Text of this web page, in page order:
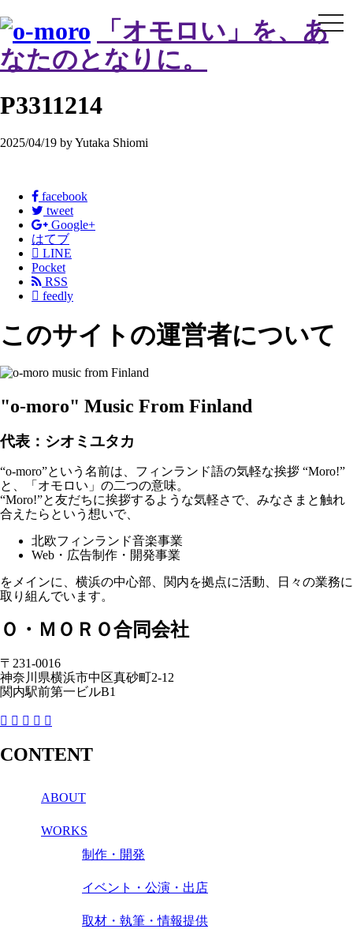
「オモロい」を、あ
なたのとなりに。
P3311214
2025/04/19 by Yutaka Shiomi
facebook
tweet
Google+
はてブ
 LINE
Pocket
RSS
 feedly
このサイトの運営者について
"o-moro" Music From Finland
代表：シオミユタカ
“o-moro”という名前は、フィンランド語の気軽な挨拶 “Moro!”
と、「オモロい」の二つの意味。
“Moro!”と友だちに挨拶するような気軽さで、みなさまと触れ
合えたらという想いで、
北欧フィンランド音楽事業
Web・広告制作・開発事業
をメインに、横浜の中心部、関内を拠点に活動、日々の業務に
取り組んでいます。
Ｏ・ＭＯＲＯ合同会社
〒231-0016
神奈川県横浜市中区真砂町2-12
関内駅前第一ビルB1
CONTENT
ABOUT
WORKS
制作・開発
イベント・公演・出店
取材・執筆・情報提供